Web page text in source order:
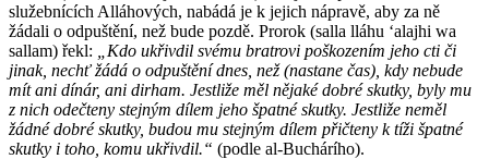
služebnících Alláhových, nabádá je k jejich nápravě, aby za ně
žádali o odpuštění, než bude pozdě. Prorok (salla lláhu ʻalajhi wa
sallam) řekl: „Kdo ukřivdil svému bratrovi poškozením jeho cti či
jinak, nechť žádá o odpuštění dnes, než (nastane čas), kdy nebude
mít ani dínár, ani dirham. Jestliže měl nějaké dobré skutky, byly mu
z nich odečteny stejným dílem jeho špatné skutky. Jestliže neměl
žádné dobré skutky, budou mu stejným dílem přičteny k tíži špatné
skutky i toho, komu ukřivdil.“ (podle al-Buchárího).